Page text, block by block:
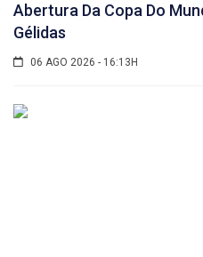
Abertura Da Copa Do
Gélidas
06 AGO 2026 - 16:13H